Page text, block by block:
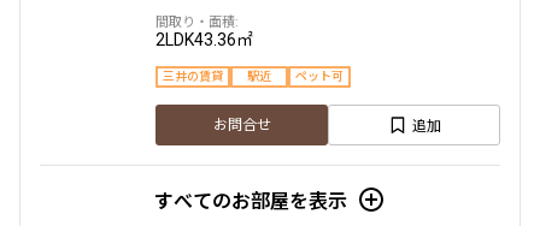
2LDK43.36㎡
三井の賃貸 駅近 ペット可
お問合せ 追加
すべてのお部屋を表示